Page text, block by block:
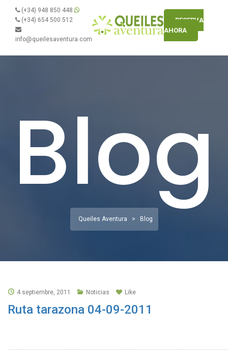
(+34) 948 850 448
(+34) 654 500 512
info@queilesaventura.com
RESERVA
AHORA
Blog
Queiles Aventura > Blog
4 septiembre, 2011 Noticias Like
Ruta tarazona 04-09-2011